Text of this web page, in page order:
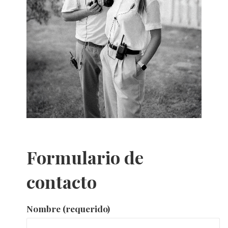
Formulario de
contacto
Nombre (requerido)